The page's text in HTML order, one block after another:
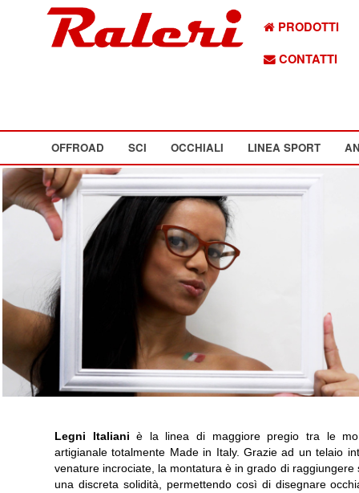
PRODOTTI
CONTATTI
OFFROAD SCI OCCHIALI LINEA SPORT
Legni Italiani è la linea di maggiore pregio tra le
artigianale totalmente Made in Italy. Grazie ad un telaio
venature incrociate, la montatura è in grado di
una discreta solidità, permettendo così di disegnare